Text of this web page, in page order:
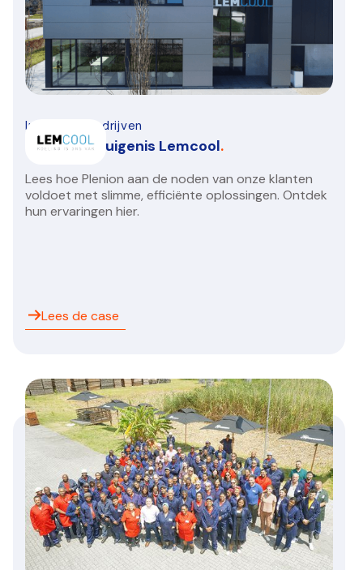
Installatiebedrijven
Klantengetuigenis Lemcool.
Lees hoe Plenion aan de noden van onze klanten
voldoet met slimme, efficiënte oplossingen. Ontdek
hun ervaringen hier.
Lees de case